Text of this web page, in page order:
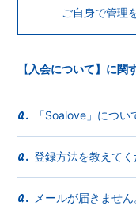
ご自身で管理
【入会について】に関
Q. 「Soalove」につい
Q. 登録方法を教えてく
Q. メールが届きません